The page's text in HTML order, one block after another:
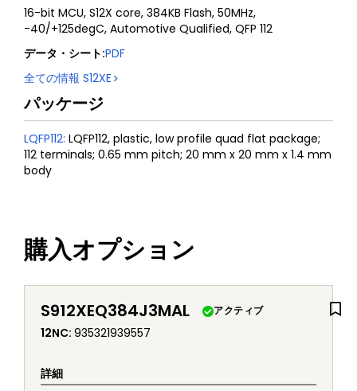
16-bit MCU, S12X core, 384KB Flash, 50MHz,
-40/+125degC, Automotive Qualified, QFP 112
データ・シート:PDF
全ての情報 S12XE
パッケージ
LQFP112: LQFP112, plastic, low profile quad flat package;
112 terminals; 0.65 mm pitch; 20 mm x 20 mm x 1.4 mm
body
購入オプション
S912XEQ384J3MAL アクティブ
12NC: 935321939557
詳細